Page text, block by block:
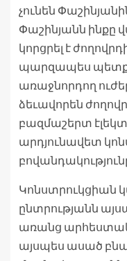
չունեն
Փաշինյանն ինքը
կորցրել է
պարզապես պետք
առաջնորդող
ձեւավորեն
բազմաշերտ
արդյունավետ
Կոնստրուկցիան
ընտրությանն
առանց
այսպես ասած